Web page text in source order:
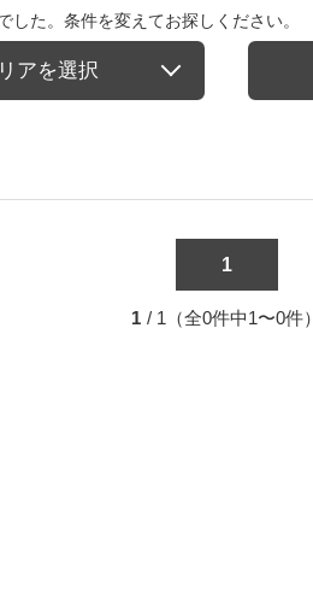
した。条件を変えてお探しください。
アを選択
1
1 / 1（全0件中1〜0件）